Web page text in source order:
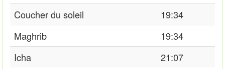
Coucher du soleil
19:34
Maghrib
19:34
Icha
21:07